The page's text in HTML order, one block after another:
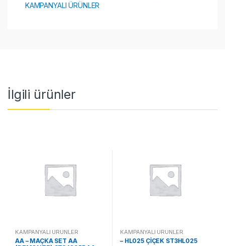
KAMPANYALI ÜRÜNLER
İlgili ürünler
KAMPANYALI ÜRÜNLER
AA – MAÇKA SET AA
KAMPANYALI ÜRÜNLER
– HL025 ÇİÇEK ST3HL025